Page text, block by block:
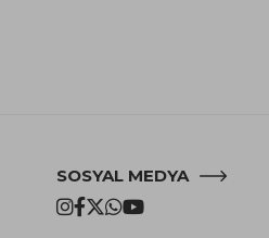
SOSYAL MEDYA